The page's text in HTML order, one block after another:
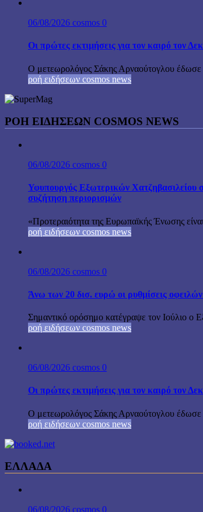
06/08/2026 cosmos 0
Οι πρώτες εκτιμήσεις για τον καιρό τον
Ο μετεωρολόγος Σάκης Αρναούτογλου έδωσε
ροή ειδήσεων cosmos news
ΡΟΉ ΕΙΔΉΣΕΩΝ COSMOS NEWS
06/08/2026 cosmos 0
Υφυπουργός Εξωτερικών Χατζηβασιλείου
συζήτηση περιορισμών
«Προτεραιότητα της Ευρωπαϊκής Ένωσης
ροή ειδήσεων cosmos news
06/08/2026 cosmos 0
Άνω των 20 δισ. ευρώ οι ρυθμίσεις
Σημαντικό ορόσημο κατέγραψε τον Ιούλιο ο
ροή ειδήσεων cosmos news
06/08/2026 cosmos 0
Οι πρώτες εκτιμήσεις για τον καιρό τον
Ο μετεωρολόγος Σάκης Αρναούτογλου έδωσε
ροή ειδήσεων cosmos news
ΕΛΛΑΔΑ
06/08/2026 cosmos 0